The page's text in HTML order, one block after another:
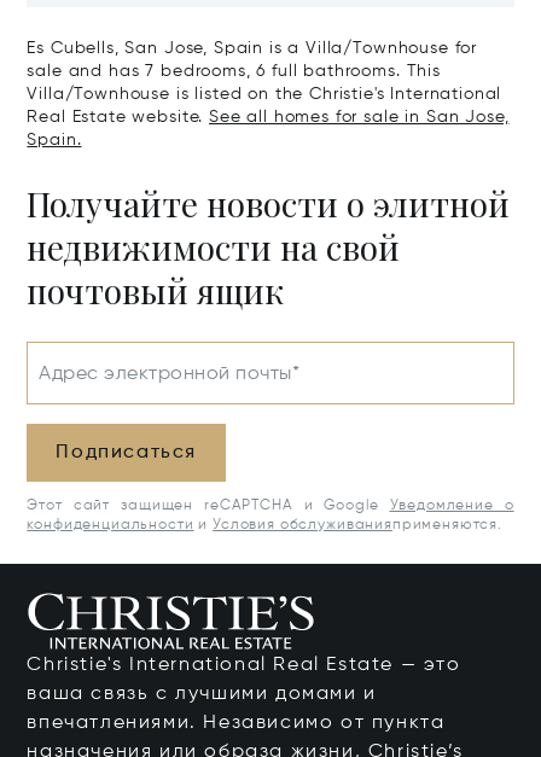
Es Cubells, San Jose, Spain is a Villa/Townhouse for
sale and has 7 bedrooms, 6 full bathrooms. This
Villa/Townhouse is listed on the Christie's International
Real Estate website.See all homes for sale in San Jose,
Spain.
Получайте новости о элитной
недвижимости на свой
почтовый ящик
Адрес электронной почты*
Подписаться
Этот сайт защищен reCAPTCHA и Google
Уведомление о
конфиденциальности и Условия обслуживания применяются.
Christie's International Real Estate — это
ваша связь с лучшими домами и
впечатлениями. Независимо от пункта
назначения или образа жизни, Christie’s